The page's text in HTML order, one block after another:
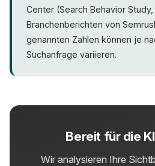
Center (Search Behavior
Branchenberichten von
genannten Zahlen können je
Suchanfrage variieren.
Bereit für die
Wir analysieren Ihre